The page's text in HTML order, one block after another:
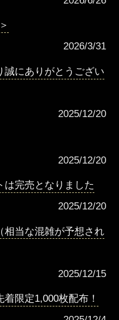
2026/3/31
誠にありがとうござい
2025/12/20
2025/12/20
は完売となりました
2025/12/20
相当な混雑が予想され
2025/12/15
限定1,000枚配布！